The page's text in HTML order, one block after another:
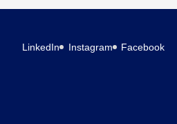
ko‘rib chiqiladigan
Yangi xizmat orqali
LinkedIn Instagram Facebook